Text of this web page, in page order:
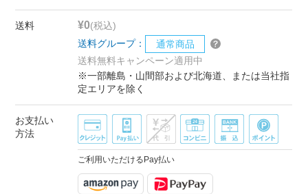
送料 ¥0(税込)
送料グループ：
通常商品
送料無料キャンペーン適用中
※一部離島・山間部および北海道、または当社指
定エリアを除く
お支払い
方法
ご利用いただけるPay払い